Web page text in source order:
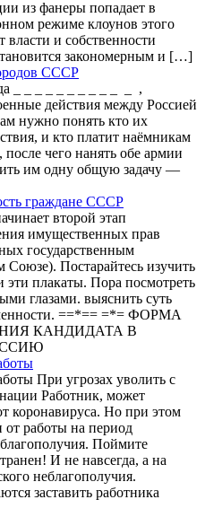
из фанеры попадает в
режиме клоунов этого
власти и собственности
закономерным и […]
СССР
_ _ _ _ _ _ _ _ _ _ _ ,
действия между Россией
нужно понять кто их
и кто платит наёмникам
чего нанять обе армии
им одну общую задачу —
граждане СССР
второй этап
имущественных прав
государственным
Союзе). Постарайтесь изучить
эти плакаты. Пора посмотреть
глазами. выяснить суть
==*== =*= ФОРМА
КАНДИДАТА В
При угрозах уволить с
Работник, может
коронавируса. Но при этом
от работы на период
Поймите
И не навсегда, а на
неблагополучия.
заставить работника